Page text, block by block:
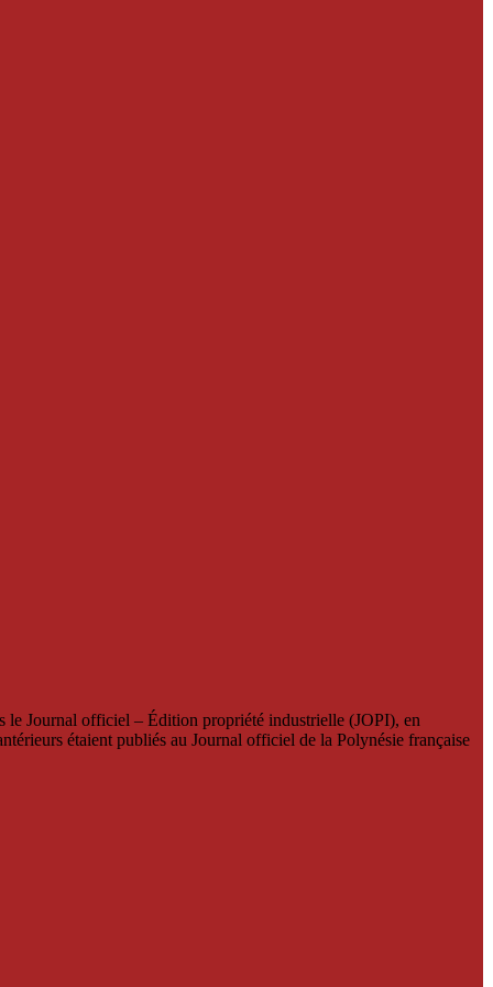
le Journal officiel – Édition propriété industrielle (JOPI), en
étaient publiés au Journal officiel de la Polynésie française